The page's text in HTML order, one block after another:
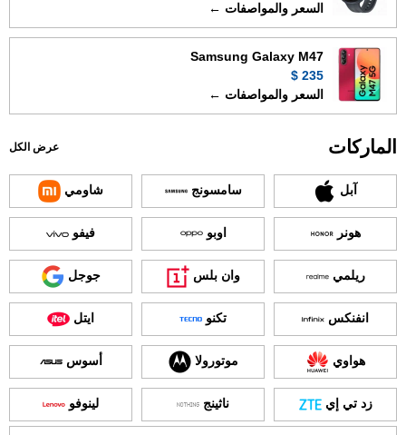
السعر والمواصفات ←
Samsung Galaxy M47
235 $
السعر والمواصفات ←
الماركات عرض الكل
آبل سامسونج شاومي
هونر اوبو فيفو
ريلمي وان بلس جوجل
انفنكس تكنو ايتل
هواوي موتورولا أسوس
زد تي إي ناثينج لينوفو